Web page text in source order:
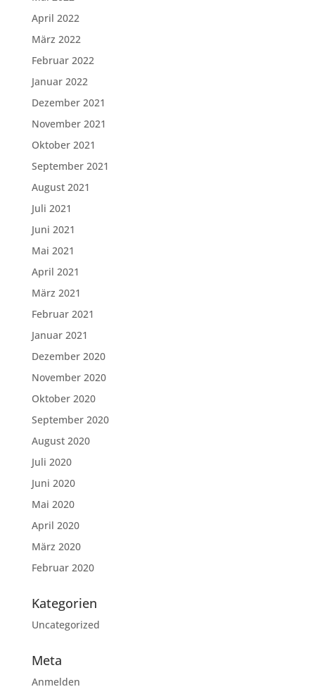
April 2022
März 2022
Februar 2022
Januar 2022
Dezember 2021
November 2021
Oktober 2021
September 2021
August 2021
Juli 2021
Juni 2021
Mai 2021
April 2021
März 2021
Februar 2021
Januar 2021
Dezember 2020
November 2020
Oktober 2020
September 2020
August 2020
Juli 2020
Juni 2020
Mai 2020
April 2020
März 2020
Februar 2020
Kategorien
Uncategorized
Meta
Anmelden